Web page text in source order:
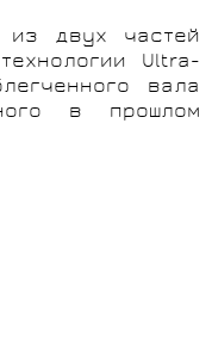
из двух частей
Ultra-
вала
в прошлом